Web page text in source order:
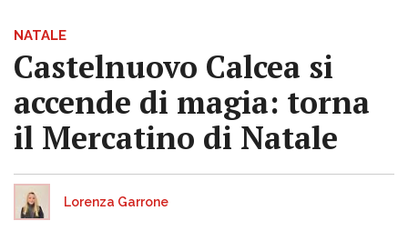
NATALE
Castelnuovo Calcea si
accende di magia: torna
il Mercatino di Natale
Lorenza Garrone